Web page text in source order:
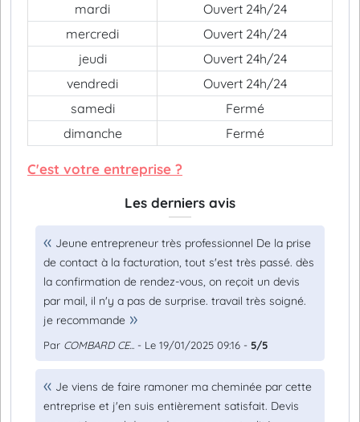
mardi
Ouvert 24h/24
mercredi
Ouvert 24h/24
jeudi
Ouvert 24h/24
vendredi
Ouvert 24h/24
samedi
Fermé
dimanche
Fermé
C'est votre entreprise ?
Les derniers avis
Jeune entrepreneur très professionnel De la prise
de contact à la facturation, tout s'est très passé. dès
la confirmation de rendez-vous, on reçoit un devis
par mail, il n'y a pas de surprise. travail très soigné.
je recommande
Par COMBARD CE... - Le 19/01/2025 09:16 - 5/5
Je viens de faire ramoner ma cheminée par cette
entreprise et j'en suis entièrement satisfait. Devis